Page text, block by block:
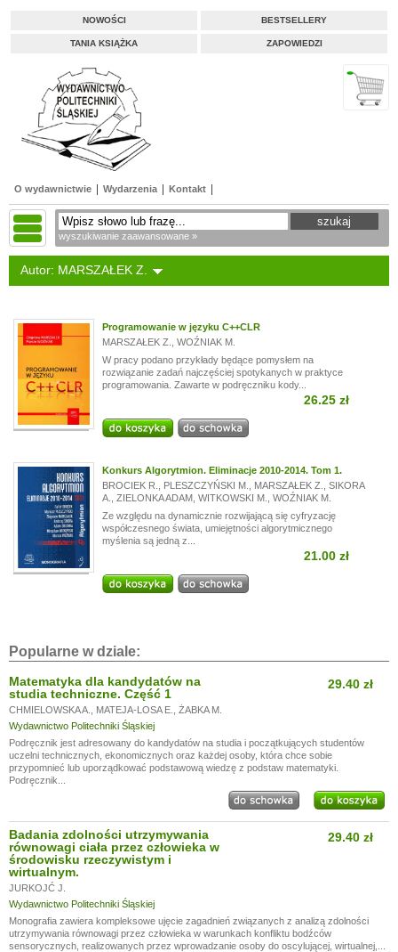
NOWOŚCI BESTSELLERY
TANIA KSIĄŻKA ZAPOWIEDZI
O wydawnictwie Wydarzenia Kontakt
wyszukiwanie zaawansowane »
Autor: MARSZAŁEK Z.
Programowanie w języku C++CLR
MARSZAŁEK Z.
WOŹNIAK M.
W pracy podano przykłady będące pomysłem na
rozwiązanie zadań najczęściej spotykanych w praktyce
programowania. Zawarte w podręczniku kody...
26.25 zł
Konkurs Algorytmion. Eliminacje 2010-2014. Tom 1.
BROCIEK R.
PLESZCZYŃSKI M. MARSZAŁEK Z.
SIKORA
A.
ZIELONKA ADAM, WITKOWSKI M.
WOŹNIAK M.
Ze względu na dynamicznie rozwijającą się cyfryzację
współczesnego świata, umiejętności algorytmicznego
myślenia są jedną z...
21.00 zł
Popularne w dziale:
Matematyka dla kandydatów na
studia techniczne. Część 1
CHMIELOWSKA A. MATEJA-LOSA E.
ŻABKA M.
Wydawnictwo Politechniki Śląskiej
29.40 zł
Podręcznik jest adresowany do kandydatów na studia i początkujących studentów
uczelni technicznych, ekonomicznych oraz każdej osoby, która chce sobie
przypomnieć lub uporządkować podstawową wiedzę z podstaw matematyki.
Podręcznik...
Badania zdolności utrzymywania
równowagi ciała przez człowieka w
środowisku rzeczywistym i
wirtualnym.
JURKOJĆ J.
Wydawnictwo Politechniki Śląskiej
29.40 zł
Monografia zawiera kompleksowe ujęcie zagadnień związanych z analizą zdolności
utrzymywania równowagi przez człowieka w warunkach konfliktu bodźców
sensorycznych, realizowanych przez wprowadzanie osoby do oscylującej, wirtualnej,...